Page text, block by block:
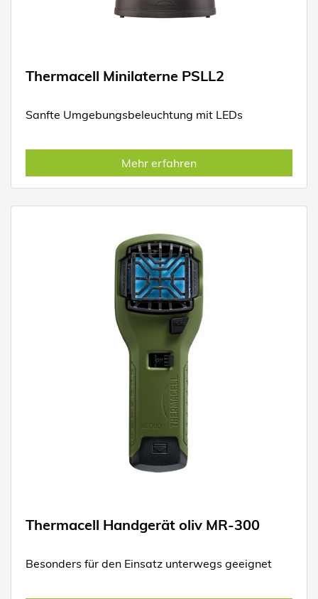
Thermacell Minilaterne PSLL2
Sanfte Umgebungsbeleuchtung mit LEDs
Mehr erfahren
Thermacell Handgerät oliv MR-300
Besonders für den Einsatz unterwegs geeignet